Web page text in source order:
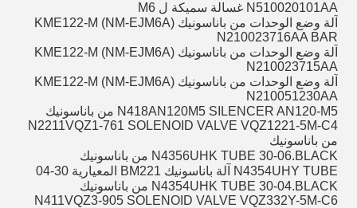
N510020101AA غسالة سميكة ل M6
آلة وضع الوحدات من باناسونيك KME122-M (NM-EJM6A)
N210023716AA BAR
آلة وضع الوحدات من باناسونيك KME122-M (NM-EJM6A)
N210023715AA
آلة وضع الوحدات من باناسونيك KME122-M (NM-EJM6A)
N210051230AA
N418AN120M5 SILENCER AN120-M5 من باناسونيك
N2211VQZ1-761 SOLENOID VALVE VQZ1221-5M-C4
من باناسونيك
N4356UHK TUBE 30-06.BLACK من باناسونيك
N4354UHY TUBE آلة باناسونيك BM221 المعيارية 30-04
N4354UHK TUBE 30-04.BLACK من باناسونيك
N411VQZ3-905 SOLENOID VALVE VQZ332Y-5M-C6